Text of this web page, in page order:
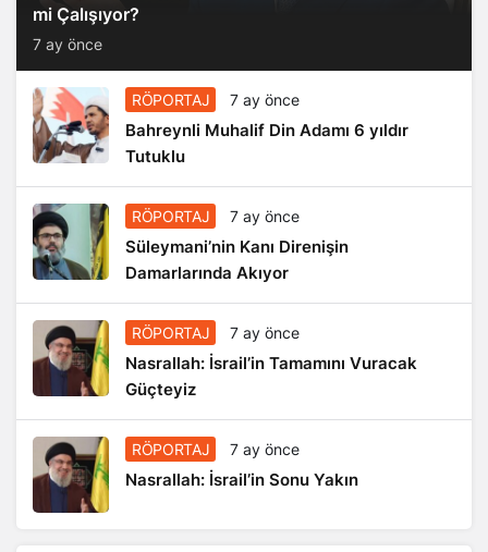
mi Çalışıyor?
7 ay önce
RÖPORTAJ 7 ay önce
Bahreynli Muhalif Din Adamı 6 yıldır
Tutuklu
RÖPORTAJ 7 ay önce
Süleymani’nin Kanı Direnişin
Damarlarında Akıyor
RÖPORTAJ 7 ay önce
Nasrallah: İsrail’in Tamamını Vuracak
Güçteyiz
RÖPORTAJ 7 ay önce
Nasrallah: İsrail’in Sonu Yakın